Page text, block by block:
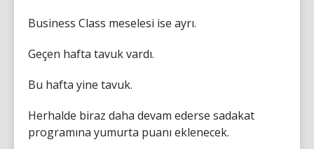
Business Class meselesi ise ayrı.
Geçen hafta tavuk vardı.
Bu hafta yine tavuk.
Herhalde biraz daha devam ederse sadakat
programına yumurta puanı eklenecek.